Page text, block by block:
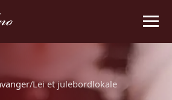
/Lei et julebordlokale